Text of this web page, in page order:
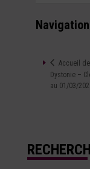
Accueil
Dystonie –
au 01/03/